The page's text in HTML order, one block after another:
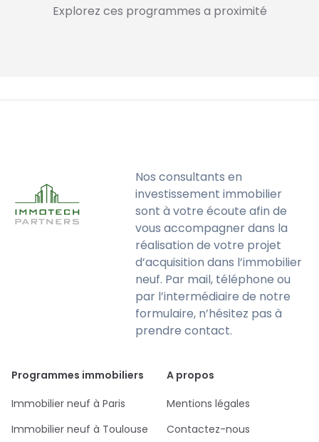
Explorez ces programmes a proximité
Nos consultants en
investissement immobilier
sont à votre écoute afin de
vous accompagner dans la
réalisation de votre projet
d’acquisition dans l’immobilier
neuf. Par mail, téléphone ou
par l’intermédiaire de notre
formulaire, n’hésitez pas à
prendre contact.
Programmes immobiliers
Immobilier neuf à Paris
Immobilier neuf à Toulouse
A propos
Mentions légales
Contactez-nous